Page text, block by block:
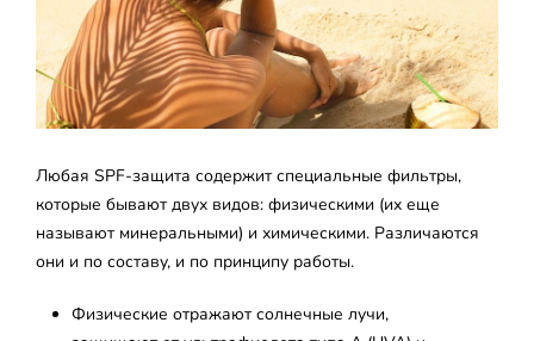
Любая SPF-защита содержит специальные фильтры,
которые бывают двух видов: физическими (их еще
называют минеральными) и химическими. Различаются
они и по составу, и по принципу работы.
Физические отражают солнечные лучи,